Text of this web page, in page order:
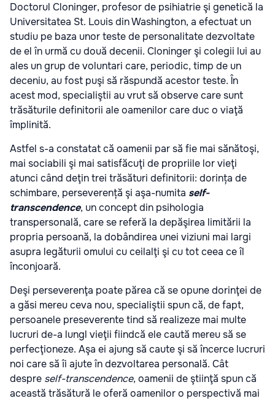
Doctorul Cloninger, profesor de psihiatrie şi genetică la
Universitatea St. Louis din Washington, a efectuat un
studiu pe baza unor teste de personalitate dezvoltate
de el în urmă cu două decenii. Cloninger şi colegii lui au
ales un grup de voluntari care, periodic, timp de un
deceniu, au fost puşi să răspundă acestor teste. În
acest mod, specialiştii au vrut să observe care sunt
trăsăturile definitorii ale oamenilor care duc o viaţă
împlinită.
Astfel s-a constatat că oamenii par să fie mai sănătoşi,
mai sociabili şi mai satisfăcuţi de propriile lor vieţi
atunci când deţin trei trăsături definitorii: dorința de
schimbare, perseverență şi aşa-numita self-
transcendence, un concept din psihologia
transpersonală, care se referă la depăşirea limitării la
propria persoană, la dobândirea unei viziuni mai largi
asupra legăturii omului cu ceilalţi şi cu tot ceea ce îl
înconjoară.
Deşi perseverenţa poate părea că se opune dorinţei de
a găsi mereu ceva nou, specialiştii spun că, de fapt,
persoanele preseverente tind să realizeze mai multe
lucruri de-a lungl vieţii fiindcă ele caută mereu să se
perfecţioneze. Aşa ei ajung să caute şi să încerce lucruri
noi care să îi ajute în dezvoltarea personală. Cât
despre self-transcendence, oamenii de ştiinţă spun că
această trăsătură le oferă oamenilor o perspectivă mai